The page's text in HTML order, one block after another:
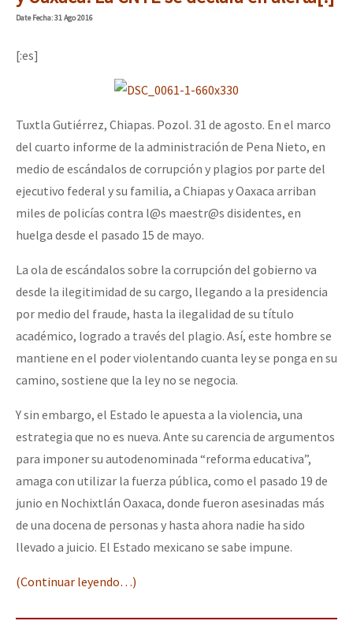
Mundo
AutonomÍa y Resistencia
Megaproyectos
Migración
Presos
Mujeres
MULTIMEDIA
Audio
Otras secciones
Semillero Guerra contra la Humanidad. (Las poblaciones y
la naturaleza bajo asedio)
Medios Libres
COVID-19
Dia 1: Encontro “Guerra contra a Humanidade”
[CDMX – 20 julio] Jornadas globales por la libertad de Jesús
“Sonhando a Terra do Bem Virá” se publica no Estado Espanhol
Se o México sabe, que o mundo saiba! Nossas lutas pela
[25 abr – CDMX] Tokín por el CNI: 30 años de Resistencia y
DateFecha: 31 Ago 2016
[:es]
Tuxtla Gutiérrez, Chiapas. Pozol. 31 de agosto. En el marco
del cuarto informe de la administración de Pena Nieto, en
medio de escándalos de corrupción y plagios por parte del
ejecutivo federal y su familia, a Chiapas y Oaxaca arriban
miles de policías contra l@s maestr@s disidentes, en
huelga desde el pasado 15 de mayo.
La ola de escándalos sobre la corrupción del gobierno va
desde la ilegitimidad de su cargo, llegando a la presidencia
por medio del fraude, hasta la ilegalidad de su título
académico, logrado a través del plagio. Así, este hombre se
mantiene en el poder violentando cuanta ley se ponga en su
camino, sostiene que la ley no se negocia.
Y sin embargo, el Estado le apuesta a la violencia, una
estrategia que no es nueva. Ante su carencia de argumentos
para imponer su autodenominada “reforma educativa”,
amaga con utilizar la fuerza pública, como el pasado 19 de
junio en Nochixtlán Oaxaca, donde fueron asesinadas más
de una docena de personas y hasta ahora nadie ha sido
llevado a juicio. El Estado mexicano se sabe impune.
(Continuar leyendo…)